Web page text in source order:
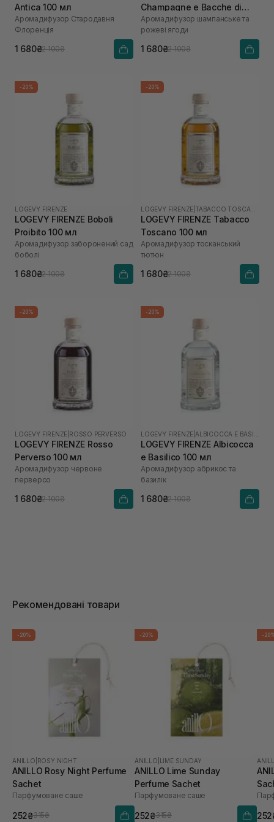
Antica 100 мл
Аромадифузор Стародавня
Флоренція
1 680₴2 100₴
Champagne e Bacche di
Rosa 100 мл
Аромадифузор шампанське та
рожеві ягоди
1 680₴2 100₴
-20%
LOGEVY FIRENZE
LOGEVY FIRENZE Boboli
Proibito 100 мл
Аромадифузор заборонений сад
боболі
1 680₴2 100₴
-20%
LOGEVY FIRENZE
LOGEVY FIRENZE Tabacco
Toscano 100 мл
Аромадифузор тосканський
тютюн
1 680₴2 100₴
-20%
LOGEVY FIRENZE ROSSO PERVERSO
LOGEVY FIRENZE Rosso
Perverso 100 мл
Аромадифузор червоне
перверсо
1 680₴2 100₴
-20%
LOGEVY FIRENZE
LOGEVY FIRENZE Albicocca
e Basilico 100 мл
Аромадифузор абрикос та
базилік
1 680₴2 100₴
Рекомендовані товари
-20%
ANILLO ROSY NIGHT
ANILLO Rosy Night Perfume
Sachet
Парфумоване саше
252₴315₴
-20%
ANILLO LIME SUNDAY
ANILLO Lime Sunday
Perfume Sachet
Парфумоване саше
252₴315₴
-